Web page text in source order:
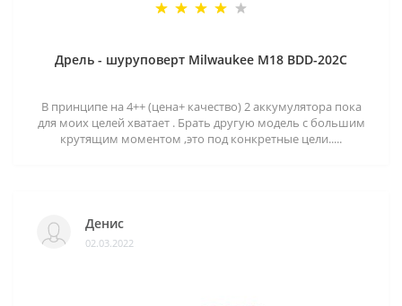
Дрель - шуруповерт Milwaukee M18 BDD-202C
В принципе на 4++ (цена+ качество) 2 аккумулятора пока
для моих целей хватает . Брать другую модель с большим
крутящим моментом ,это под конкретные цели.....
Денис
02.03.2022